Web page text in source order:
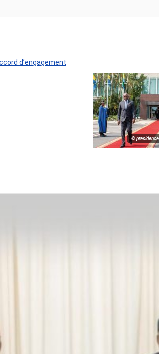
d’engagement
© presidence